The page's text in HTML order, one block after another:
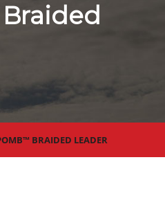
BRAIDED LEADER